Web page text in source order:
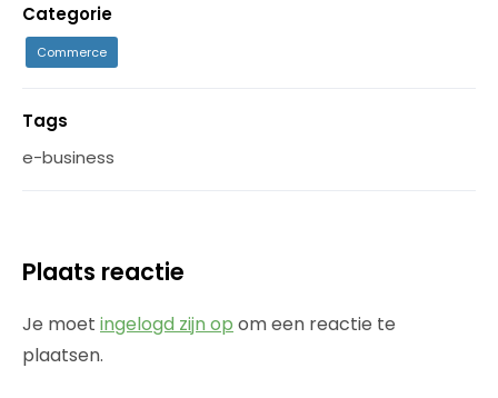
Categorie
Commerce
Tags
e-business
Plaats reactie
Je moet ingelogd zijn op om een reactie te
plaatsen.